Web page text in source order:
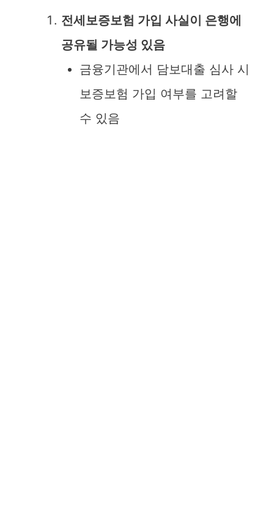
전세보증보험 가입 사실이 은행에
공유될 가능성 있음
금융기관에서 담보대출 심사 시
보증보험 가입 여부를 고려할
수 있음